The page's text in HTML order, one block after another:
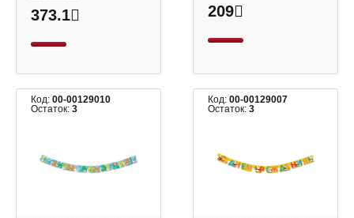
373.1 209
Код: 00-00129010
Остаток: 3
Код:00-00129007
Остаток:3